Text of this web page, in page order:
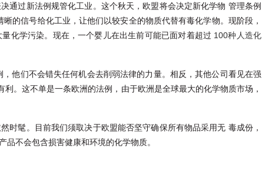
通过新法例规管化工业。这个秋天，欧盟将会决定新化学物 管理条例
的信号给化工业，让他们以较安全的物质代替有毒化学物。现阶段，
化学污染。现在，一个婴儿在出生前可能已面对着超过 100种人造化
他们不会错失任何机会去削弱法律的力量。相反，其他公司看见在强
。这不单是一条欧洲的法例，由于欧洲是全球最大的化学物质市场，
时髦。目前我们须取决于欧盟能否坚守确保所有物品采用无 毒成份，
不会包含损害健康和环境的化学物质。